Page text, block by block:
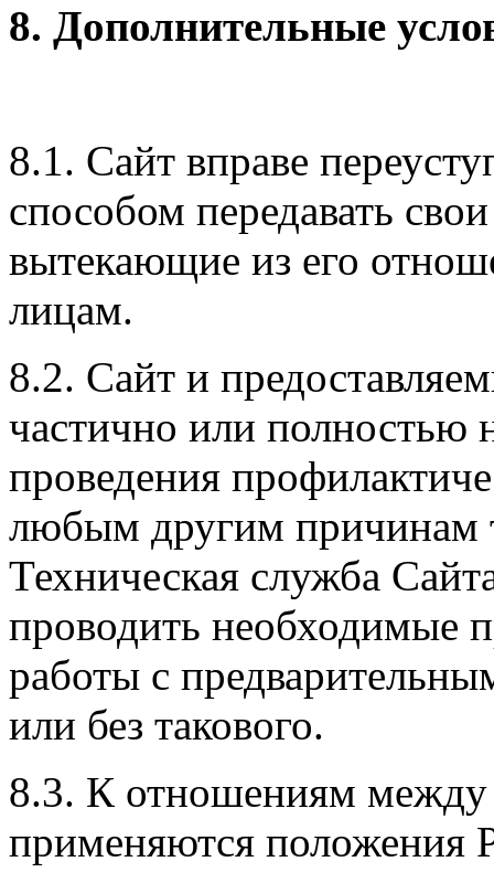
8. Дополнительные
8.1. Сайт вправе
способом передавать
вытекающие из его
лицам.
8.2. Сайт и
частично или полностью
проведения
любым другим причинам
Техническая служба
проводить необходимые
работы с
или без такового.
8.3. К отношениям
применяются положения